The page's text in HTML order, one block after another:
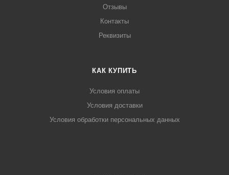
Отзывы
Контакты
Реквизиты
КАК КУПИТЬ
Условия оплаты
Условия доставки
Условия обработки персональных данных